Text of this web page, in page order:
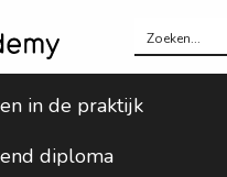
Zoek
in de praktijk
diploma